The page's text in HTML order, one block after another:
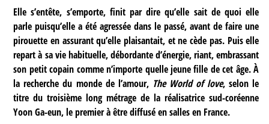
Elle s’entête, s’emporte, finit par dire qu’elle sait de quoi elle
parle puisqu’elle a été agressée dans le passé, avant de faire une
pirouette en assurant qu’elle plaisantait, et ne cède pas. Puis elle
repart à sa vie habituelle, débordante d’énergie, riant, embrassant
son petit copain comme n’importe quelle jeune fille de cet âge. À
la recherche du monde de l’amour, The World of love, selon le
titre du troisième long métrage de la réalisatrice sud-coréenne
Yoon Ga-eun, le premier à être diffusé en salles en France.